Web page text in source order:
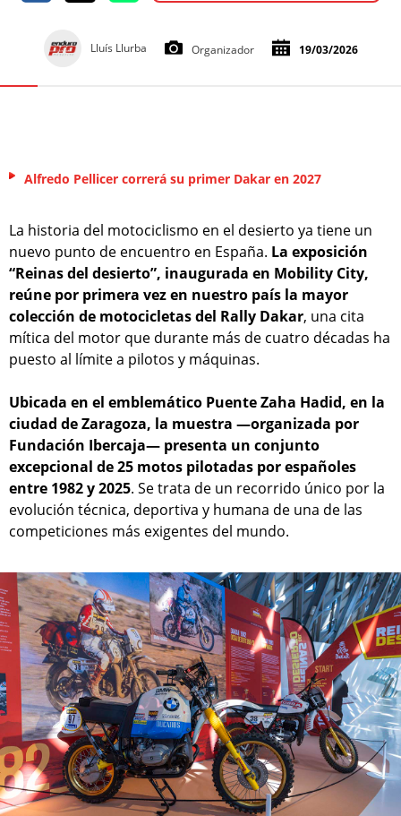
Lluís Llurba Organizador 19/03/2026
Alfredo Pellicer correrá su primer Dakar en 2027
La historia del motociclismo en el desierto ya tiene un
nuevo punto de encuentro en España. La exposición
“Reinas del desierto”, inaugurada en Mobility City,
reúne por primera vez en nuestro país la mayor
colección de motocicletas del Rally Dakar, una cita
mítica del motor que durante más de cuatro décadas ha
puesto al límite a pilotos y máquinas.
Ubicada en el emblemático Puente Zaha Hadid, en la
ciudad de Zaragoza, la muestra —organizada por
Fundación Ibercaja— presenta un conjunto
excepcional de 25 motos pilotadas por españoles
entre 1982 y 2025. Se trata de un recorrido único por la
evolución técnica, deportiva y humana de una de las
competiciones más exigentes del mundo.